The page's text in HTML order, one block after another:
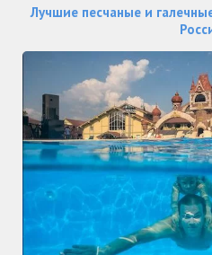
Лучшие песчаные и